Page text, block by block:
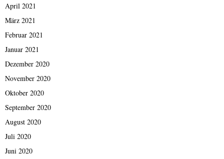
April 2021
März 2021
Februar 2021
Januar 2021
Dezember 2020
November 2020
Oktober 2020
September 2020
August 2020
Juli 2020
Juni 2020